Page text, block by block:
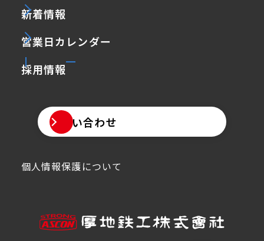
新着情報
営業日カレンダー
採用情報
お問い合わせ
個人情報保護について